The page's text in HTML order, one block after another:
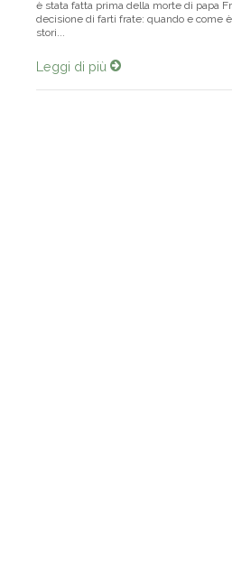
è stata fatta prima della morte di papa
decisione di farti frate: quando e come
stori...
Leggi di più